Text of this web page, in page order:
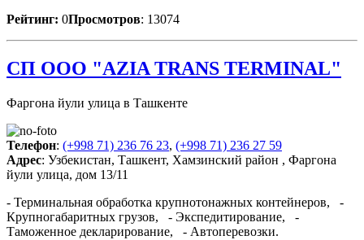
Рейтинг: 0Просмотров: 13074
СП ООО "AZIA TRANS TERMINAL"
Фаргона йули улица в Ташкенте
Телефон: (+998 71) 236 76 23, (+998 71) 236 27 59
Адрес: Узбекистан, Ташкент, Хамзинский район , Фаргона
йули улица, дом 13/11
- Терминальная обработка крупнотонажных контейнеров, -
Крупногабаритных грузов, - Экспедитирование, -
Таможенное декларирование, - Автоперевозки.